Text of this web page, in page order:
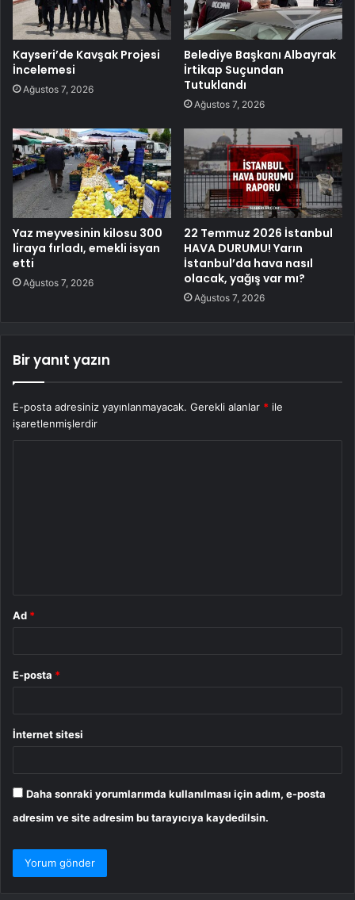
Kayseri’de Kavşak Projesi
İncelemesi
Ağustos 7, 2026
Belediye Başkanı Albayrak
İrtikap Suçundan
Tutuklandı
Ağustos 7, 2026
Yaz meyvesinin kilosu 300
liraya fırladı, emekli isyan
etti
Ağustos 7, 2026
22 Temmuz 2026 İstanbul
HAVA DURUMU! Yarın
İstanbul’da hava nasıl
olacak, yağış var mı?
Ağustos 7, 2026
Bir yanıt yazın
E-posta adresiniz yayınlanmayacak. Gerekli alanlar * ile
işaretlenmişlerdir
Ad *
E-posta *
İnternet sitesi
Daha sonraki yorumlarımda kullanılması için adım, e-posta
adresim ve site adresim bu tarayıcıya kaydedilsin.